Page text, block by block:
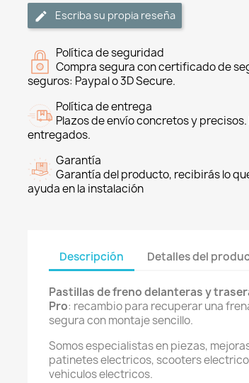
Escriba su propia reseña
Política de seguridad
Compra segura con certificado de
seguros: Paypal o 3D Secure.
Política de entrega
Plazos de envío concretos y
entregados.
Garantía
Garantía del producto, recibirás lo
ayuda en la instalación
Descripción Detalles del
Pastillas de freno delanteras y
Pro: recambio para recuperar una
segura con montaje sencillo.
Somos especialistas en piezas,
patinetes electricos, scooters
vehiculos electricos.